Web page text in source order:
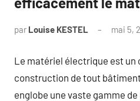
par Louise KESTEL mai 5,
Le matériel électrique est un
construction de tout
englobe une vaste gamme